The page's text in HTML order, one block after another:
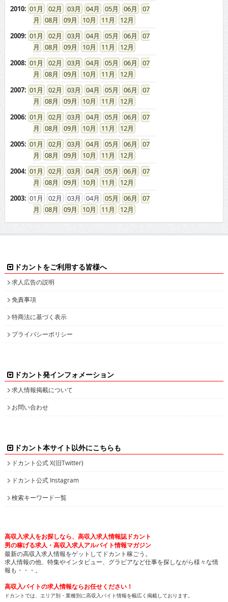
2009: 01 02 03 04 05 06
07
08
09 10 11
12
2008: 01 02 03 04 05 06
07
08
09 10 11
12
2007: 01 02 03 04 05 06
07
08
09 10 11
12
2006: 01 02 03 04 05 06
07
08
09 10 11
12
2005: 01 02 03 04 05 06
07
08
09 10 11
12
2004: 01 02 03 04 05 06
07
08
09 10 11
12
2003: 01 02 03 04 05 06
07
08
09 10 11 12
免責事項
お問い合わせ
ドカント公式 Instagram
求人情報の他、特集やインタビュー、グラビアなど仕事を探しながら様々な情
報も・・・。
高収入バイトの求人情報ならお任せください！
ドカントでは、エリア別・業種別に高収入バイト情報を幅広く掲載しております。
日払いや即決求人、また社員登用ありなど、働き方・目的に合わせて高収入バイトを検索してい
ただけます。接客が好き！という方や、コツコツ集中するのが得意！等、自分の長所にあった業